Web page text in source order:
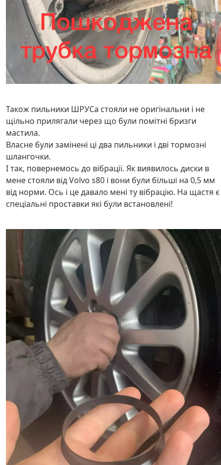
Також пильники ШРУСа стояли не оригінальни і не
щільно прилягали через що були помітні бризги
мастила.
Власне були замінені ці два пильники і дві тормозні
шлангочки.
І так, повернемось до вібрації. Як виявилось диски в
мене стояли від Volvo s80 і вони були більші на 0,5 мм
від норми. Ось і це давало мені ту вібрацію. На щастя є
спеціальні проставки які були встановлені!